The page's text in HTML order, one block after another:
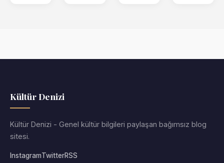
Kültür Denizi
Kültür Denizi - Genel kültür bilgileri paylaşan bağımsız blog
sitesi.
InstagramTwitterRSS